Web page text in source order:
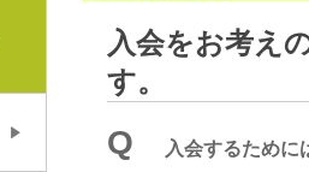
入会をお考え
す。
Q 入会するために